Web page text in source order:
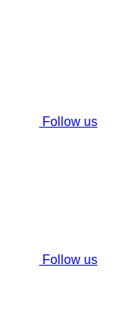
Follow us
Follow us